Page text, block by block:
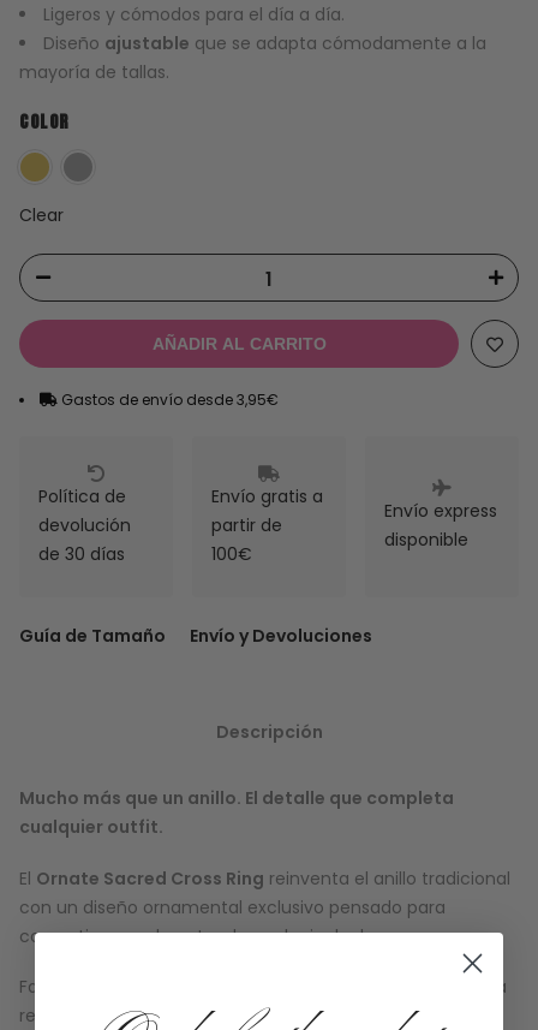
Ligeros y cómodos para el día a día.
Diseño ajustable que se adapta cómodamente a la
mayoría de tallas.
COLOR
Clear
AÑADIR AL CARRITO
Gastos de envío desde 3,95€
Política de
devolución
de 30 días
Envío gratis a
partir de
100€
Envío express
disponible
Guía de Tamaño Envío y Devoluciones
Descripción
Mucho más que un anillo. El detalle que completa
cualquier outfit.
El Ornate Sacred Cross Ring reinventa el anillo tradicional
con un diseño ornamental exclusivo pensado para
convertirse en el centro de cualquier look.
Fabricado en
, combina
resistencia, comodidad y un diseño llamativo que podrás